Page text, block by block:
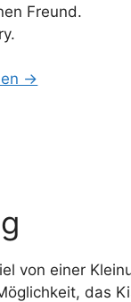
Freund.
→
von einer
das